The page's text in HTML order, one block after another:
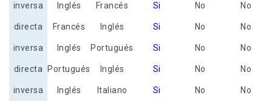
inversa Inglés Francés Si No No
directa Francés Inglés Si No No
inversa Inglés Portugués Si No No
directa Portugués Inglés Si No No
inversa Inglés Italiano Si No No